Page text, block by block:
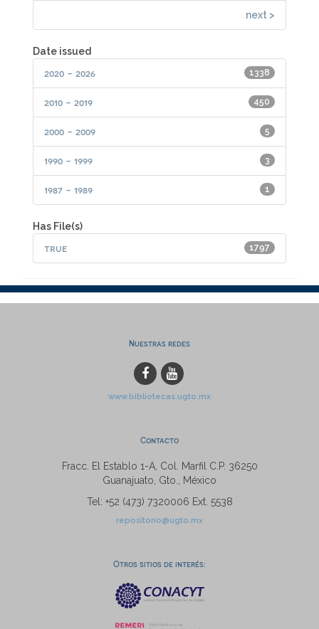
next >
Date issued
1338
2020 - 2026
450
2010 - 2019
5
2000 - 2009
3
1990 - 1999
1
1987 - 1989
Has File(s)
1797
true
Nuestras redes
www.bibliotecas.ugto.mx
Contacto
Fracc. El Establo 1-A, Col. Marfil C.P. 36250
Guanajuato, Gto., México
Tel: +52 (473) 7320006 Ext. 5538
repositorio@ugto.mx
Otros sitios de interés: